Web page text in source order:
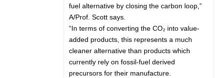
fuel alternative by closing the carbon loop,”
A/Prof. Scott says.
“In terms of converting the CO₂ into value-
added products, this represents a much
cleaner alternative than products which
currently rely on fossil-fuel derived
precursors for their manufacture.